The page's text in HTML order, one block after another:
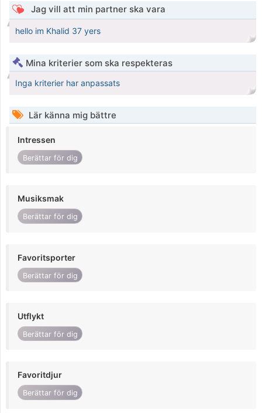
Jag vill att min partner ska vara
hello im Khalid 37 yers
Mina kriterier som ska respekteras
Inga kriterier har anpassats
Lär känna mig bättre
Intressen
Berättar för dig
Musiksmak
Berättar för dig
Favoritsporter
Berättar för dig
Utflykt
Berättar för dig
Favoritdjur
Berättar för dig